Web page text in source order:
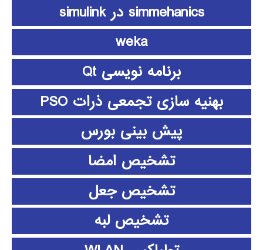
simmehanics در simulink
weka
برنامه نویسی Qt
بهنیه سازی تجمعی ذرات PSO
پیش بینی بورس
تشخیص امضا
تشخیص جعل
تشخیص لبه